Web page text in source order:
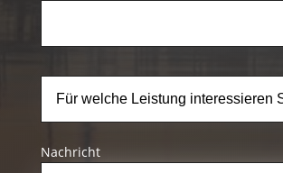
Nachricht